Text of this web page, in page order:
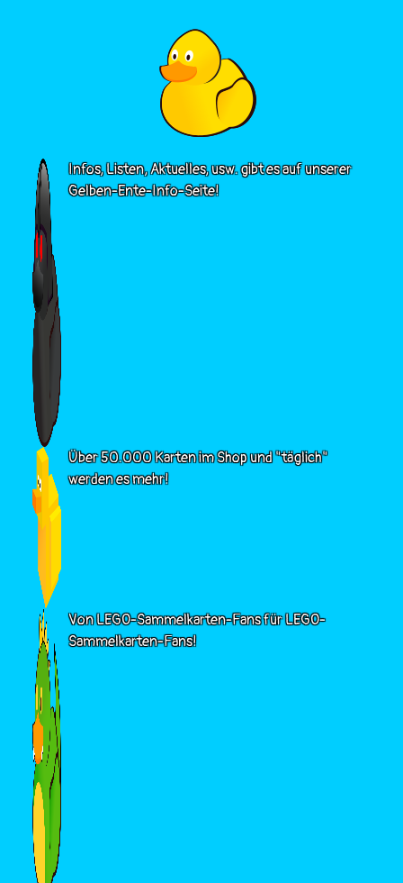
Infos, Listen, Aktuelles, usw. gibt es auf unserer
Gelben-Ente-Info-Seite!
Über 50.000 Karten im Shop und "täglich"
werden es mehr!
Von LEGO-Sammelkarten-Fans für LEGO-
Sammelkarten-Fans!